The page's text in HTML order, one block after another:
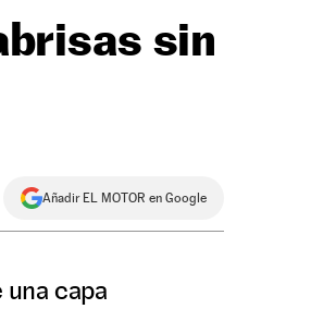
sin
Añadir EL MOTOR en Google
capa